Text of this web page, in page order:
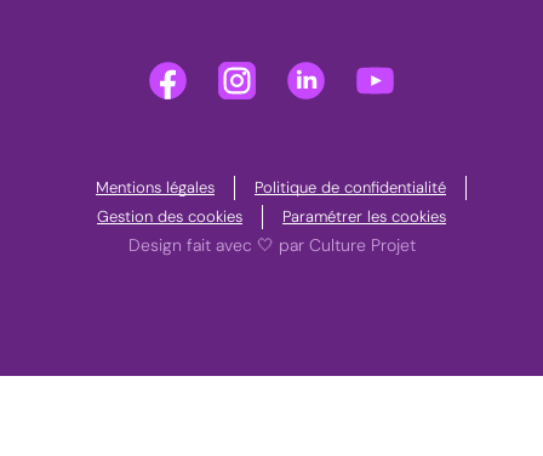
Mentions légales
Politique de confidentialité
Gestion des cookies
Paramétrer les cookies
Design fait avec 🤍 par Culture Projet